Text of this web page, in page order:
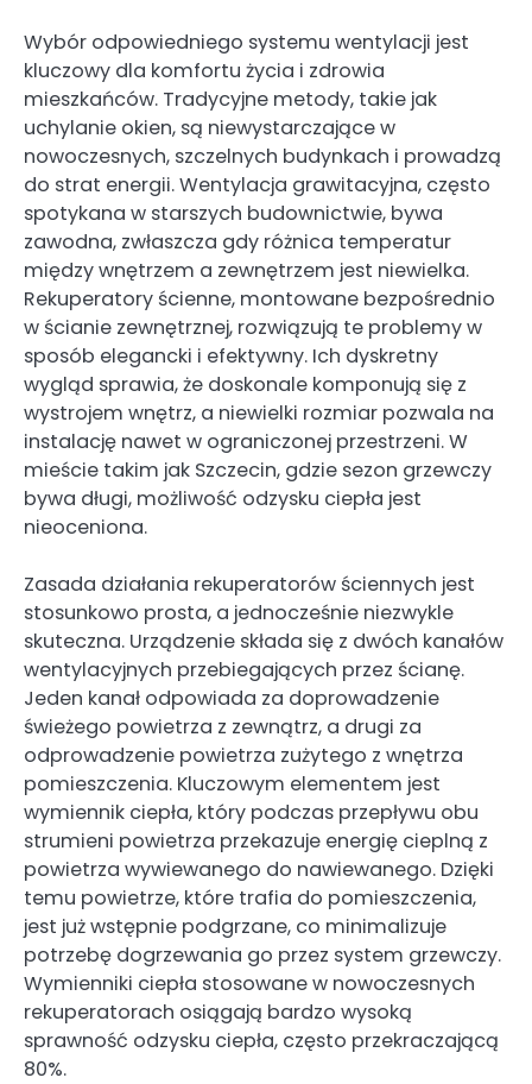
Wybór odpowiedniego systemu wentylacji jest
kluczowy dla komfortu życia i zdrowia
mieszkańców. Tradycyjne metody, takie jak
uchylanie okien, są niewystarczające w
nowoczesnych, szczelnych budynkach i prowadzą
do strat energii. Wentylacja grawitacyjna, często
spotykana w starszych budownictwie, bywa
zawodna, zwłaszcza gdy różnica temperatur
między wnętrzem a zewnętrzem jest niewielka.
Rekuperatory ścienne, montowane bezpośrednio
w ścianie zewnętrznej, rozwiązują te problemy w
sposób elegancki i efektywny. Ich dyskretny
wygląd sprawia, że doskonale komponują się z
wystrojem wnętrz, a niewielki rozmiar pozwala na
instalację nawet w ograniczonej przestrzeni. W
mieście takim jak Szczecin, gdzie sezon grzewczy
bywa długi, możliwość odzysku ciepła jest
nieoceniona.
Zasada działania rekuperatorów ściennych jest
stosunkowo prosta, a jednocześnie niezwykle
skuteczna. Urządzenie składa się z dwóch kanałów
wentylacyjnych przebiegających przez ścianę.
Jeden kanał odpowiada za doprowadzenie
świeżego powietrza z zewnątrz, a drugi za
odprowadzenie powietrza zużytego z wnętrza
pomieszczenia. Kluczowym elementem jest
wymiennik ciepła, który podczas przepływu obu
strumieni powietrza przekazuje energię cieplną z
powietrza wywiewanego do nawiewanego. Dzięki
temu powietrze, które trafia do pomieszczenia,
jest już wstępnie podgrzane, co minimalizuje
potrzebę dogrzewania go przez system grzewczy.
Wymienniki ciepła stosowane w nowoczesnych
rekuperatorach osiągają bardzo wysoką
sprawność odzysku ciepła, często przekraczającą
80%.